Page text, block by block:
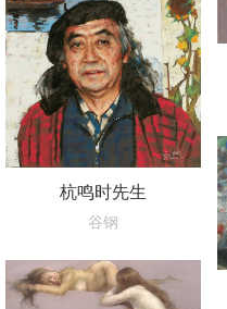
杭鸣时先生
谷钢